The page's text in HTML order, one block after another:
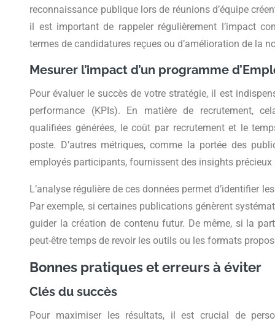
reconnaissance publique lors de réunions d’équipe
il est important de rappeler régulièrement l’impact
termes de candidatures reçues ou d’amélioration de la
Mesurer l’impact d’un programme
Pour évaluer le succès de votre stratégie, il est
performance (KPIs). En matière de recrutement,
qualifiées générées, le coût par recrutement et le
poste. D’autres métriques, comme la portée des
employés participants, fournissent des insights précieux
L’analyse régulière de ces données permet d’identifier
Par exemple, si certaines publications génèrent
guider la création de contenu futur. De même, si la
peut-être temps de revoir les outils ou les formats
Bonnes pratiques et erreurs à éviter
Clés du succès
Pour maximiser les résultats, il est crucial de